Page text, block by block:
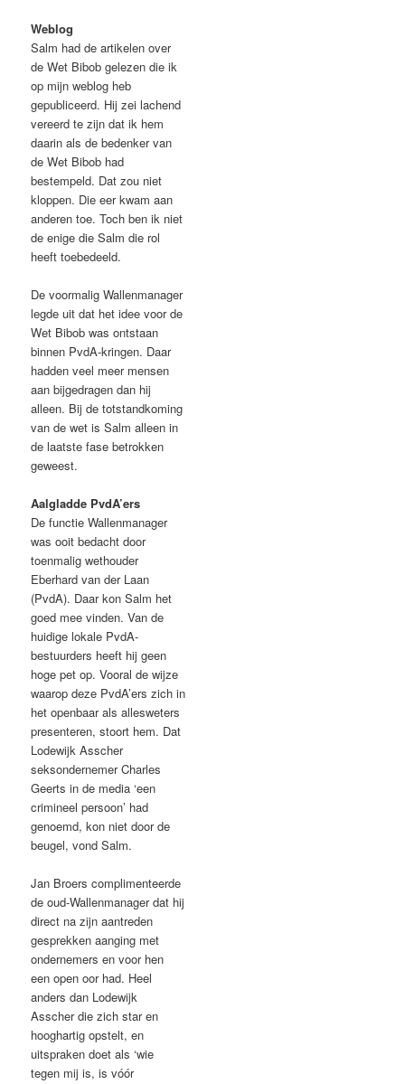
Weblog
Salm had de artikelen over
de Wet Bibob gelezen die ik
op mijn weblog heb
gepubliceerd. Hij zei lachend
vereerd te zijn dat ik hem
daarin als de bedenker van
de Wet Bibob had
bestempeld. Dat zou niet
kloppen. Die eer kwam aan
anderen toe. Toch ben ik niet
de enige die Salm die rol
heeft toebedeeld.
De voormalig Wallenmanager
legde uit dat het idee voor de
Wet Bibob was ontstaan
binnen PvdA-kringen. Daar
hadden veel meer mensen
aan bijgedragen dan hij
alleen. Bij de totstandkoming
van de wet is Salm alleen in
de laatste fase betrokken
geweest.
Aalgladde PvdA’ers
De functie Wallenmanager
was ooit bedacht door
toenmalig wethouder
Eberhard van der Laan
(PvdA). Daar kon Salm het
goed mee vinden. Van de
huidige lokale PvdA-
bestuurders heeft hij geen
hoge pet op. Vooral de wijze
waarop deze PvdA’ers zich in
het openbaar als allesweters
presenteren, stoort hem. Dat
Lodewijk Asscher
seksondernemer Charles
Geerts in de media ‘een
crimineel persoon’ had
genoemd, kon niet door de
beugel, vond Salm.
Jan Broers complimenteerde
de oud-Wallenmanager dat hij
direct na zijn aantreden
gesprekken aanging met
ondernemers en voor hen
een open oor had. Heel
anders dan Lodewijk
Asscher die zich star en
hooghartig opstelt, en
uitspraken doet als ‘wie
tegen mij is, is vóór